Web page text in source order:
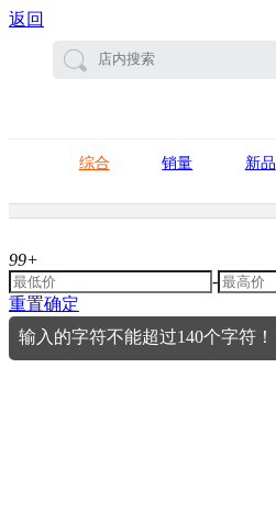
返回
综合 销量 新品
99+
-
重置确定
输入的字符不能超过140个字符！